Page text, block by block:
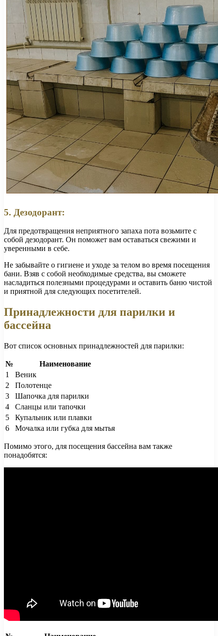
5. Дезодорант:
Для предотвращения неприятного запаха пота возьмите с
собой дезодорант. Он поможет вам оставаться свежими и
уверенными в себе.
Не забывайте о гигиене и уходе за телом во время посещения
бани. Взяв с собой необходимые средства, вы сможете
насладиться полезными процедурами и оставить баню чистой
и приятной для следующих посетителей.
Принадлежности для парилки и
бассейна
Вот список основных принадлежностей для парилки:
№
Наименование
1
Веник
2
Полотенце
3
Шапочка для парилки
4
Сланцы или тапочки
5
Купальник или плавки
6
Мочалка или губка для мытья
Помимо этого, для посещения бассейна вам также
понадобятся: